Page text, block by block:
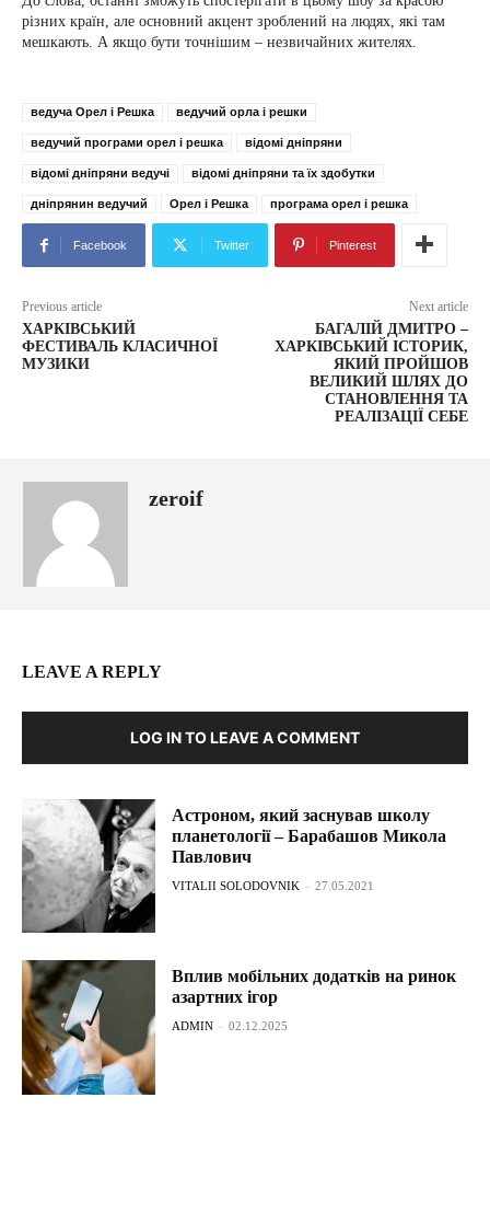
різних країн, але основний акцент зроблений на людях, які там
мешкають. А якщо бути точнішим – незвичайних жителях.
ведуча Орел і Решка ведучий орла і решки
ведучий програми орел і решка відомі дніпряни
відомі дніпряни ведучі відомі дніпряни та їх здобутки
дніпрянин ведучий Орел і Решка програма орел і решка
Facebook Twitter Pinterest
Previous article
ХАРКІВСЬКИЙ
ФЕСТИВАЛЬ КЛАСИЧНОЇ
МУЗИКИ
Next article
БАГАЛІЙ ДМИТРО –
ХАРКІВСЬКИЙ ІСТОРИК,
ЯКИЙ ПРОЙШОВ
ВЕЛИКИЙ ШЛЯХ ДО
СТАНОВЛЕННЯ ТА
РЕАЛІЗАЦІЇ СЕБЕ
zeroif
LEAVE A REPLY
LOG IN TO LEAVE A COMMENT
Астроном, який заснував школу
планетології – Барабашов Микола
Павлович
VITALII SOLODOVNIK - 27.05.2021
Вплив мобільних додатків на ринок
азартних ігор
ADMIN - 02.12.2025